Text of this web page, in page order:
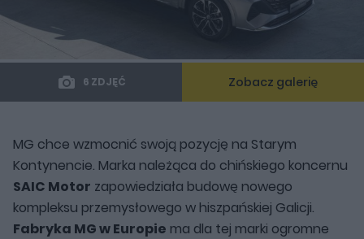
6 ZDJĘĆ Zobacz galerię
MG chce wzmocnić swoją pozycję na Starym
Kontynencie. Marka należąca do chińskiego koncernu
SAIC Motor zapowiedziała budowę nowego
kompleksu przemysłowego w hiszpańskiej Galicji.
Fabryka MG w Europie ma dla tej marki ogromne